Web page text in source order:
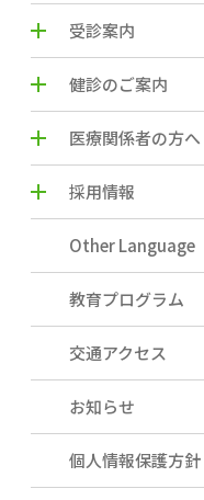
受診案内
健診のご案内
医療関係者の方へ
採用情報
Other Language
教育プログラム
交通アクセス
お知らせ
個人情報保護方針